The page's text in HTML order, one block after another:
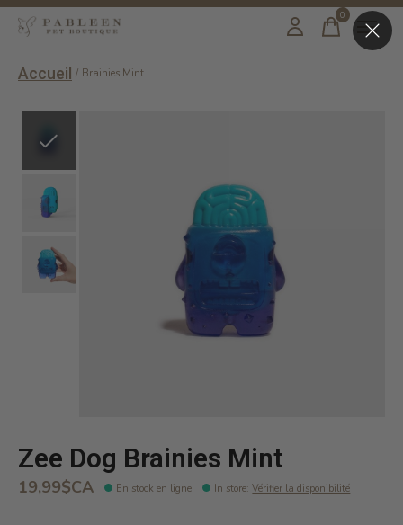
0items
Accueil / Brainies Mint
Zee Dog Brainies Mint
19,99$CA En stock en ligne In store:Vérifier la disponibilité